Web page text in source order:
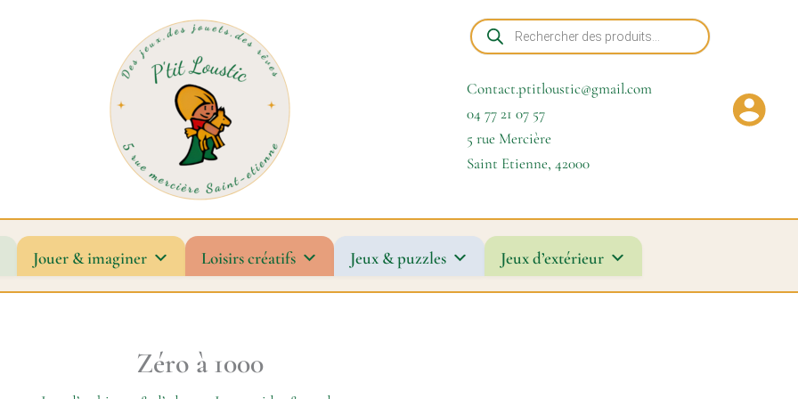
Recherche
de
produits
Contact.ptitloustic@gmail.com
04 77 21 07 57
5 rue Mercière
Saint Etienne, 42000
Jouer & imaginer Loisirs créatifs Jeux & puzzles Jeux d’extérieur
Zéro à 1000